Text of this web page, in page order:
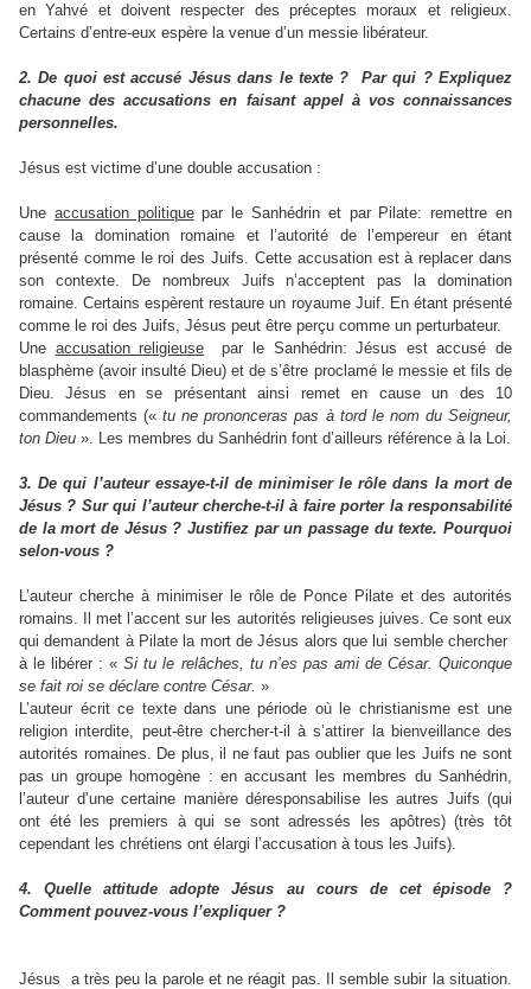
en Yahvé et doivent respecter des préceptes moraux et religieux.
Certains d’entre-eux espère la venue d’un messie libérateur.
2. De quoi est accusé Jésus dans le texte ? Par qui ? Expliquez
chacune des accusations en faisant appel à vos connaissances
personnelles.
Jésus est victime d’une double accusation :
Une accusation politiquepar le Sanhédrin et par Pilate: remettre en
cause la domination romaine et l’autorité de l’empereur en étant
présenté comme le roi des Juifs. Cette accusation est à replacer dans
son contexte. De nombreux Juifs n’acceptent pas la domination
romaine. Certains espèrent restaure un royaume Juif. En étant présenté
comme le roi des Juifs, Jésus peut être perçu comme un perturbateur.
Une accusation religieuse par le Sanhédrin: Jésus est accusé de
blasphème (avoir insulté Dieu) et de s’être proclamé le messie et fils de
Dieu. Jésus en se présentant ainsi remet en cause un des 10
commandements («tu ne prononceras pas à tord le nom du Seigneur,
ton Dieu ». Les membres du Sanhédrin font d’ailleurs référence à la Loi.
3. De qui l’auteur essaye-t-il de minimiser le rôle dans la mort de
Jésus ? Sur qui l’auteur cherche-t-il à faire porter la responsabilité
de la mort de Jésus ? Justifiez par un passage du texte. Pourquoi
selon-vous ?
L’auteur cherche à minimiser le rôle de Ponce Pilate et des autorités
romains. Il met l’accent sur les autorités religieuses juives. Ce sont eux
qui demandent à Pilate la mort de Jésus alors que lui semble chercher
à le libérer : «Si tu le relâches, tu n’es pas ami de César. Quiconque
se fait roi se déclare contre César. »
L’auteur écrit ce texte dans une période où le christianisme est une
religion interdite, peut-être chercher-t-il à s’attirer la bienveillance des
autorités romaines. De plus, il ne faut pas oublier que les Juifs ne sont
pas un groupe homogène : en accusant les membres du Sanhédrin,
l’auteur d’une certaine manière déresponsabilise les autres Juifs (qui
ont été les premiers à qui se sont adressés les apôtres) (très tôt
cependant les chrétiens ont élargi l’accusation à tous les Juifs).
4. Quelle attitude adopte Jésus au cours de cet épisode ?
Comment pouvez-vous l’expliquer ?
Jésus a très peu la parole et ne réagit pas. Il semble subir la situation.